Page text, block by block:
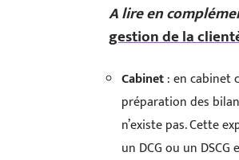
A lire en
gestion de la
Cabinet: en cabinet
préparation des
n’existe pas. Cette
un DCG ou un DSCG